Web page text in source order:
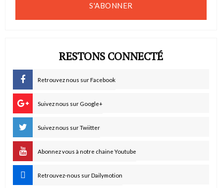
S'ABONNER
RESTONS CONNECTÉ
Retrouvez nous sur Facebook
Suivez nous sur Google+
Suivez nous sur Twiitter
Abonnez vous à notre chaine Youtube
Retrouvez-nous sur Dailymotion